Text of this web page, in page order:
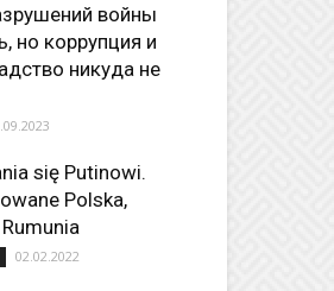
войны
но коррупция и
никуда не
się Putinowi.
Polska,
02.02.2022